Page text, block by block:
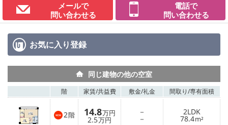
メールで
問い合わせる
電話で
問い合わせる
お気に入り登録
同じ建物の他の空室
階 家賃/共益費 敷金/礼金 間取り/専有面積
2階 14.8万円
2.5万円
－
－
2LDK
78.4m²